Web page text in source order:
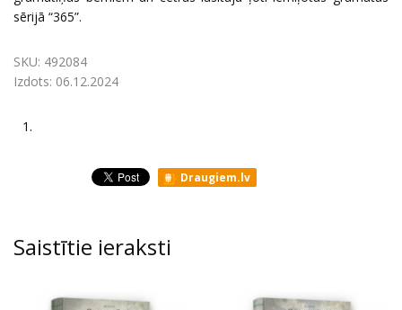
sērijā “365”.
SKU: 492084
Izdots: 06.12.2024
1.
Draugiem.lv
Saistītie ieraksti